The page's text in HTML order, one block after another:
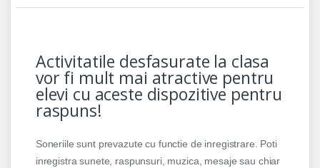
Activitatile desfasurate la clasa
vor fi mult mai atractive pentru
elevi cu aceste dispozitive pentru
raspuns!
Soneriile sunt prevazute cu functie de inregistrare. Poti
inregistra sunete, raspunsuri, muzica, mesaje sau chiar